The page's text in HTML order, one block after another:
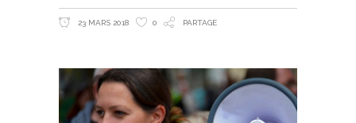
23 MARS 2018 0 PARTAGE